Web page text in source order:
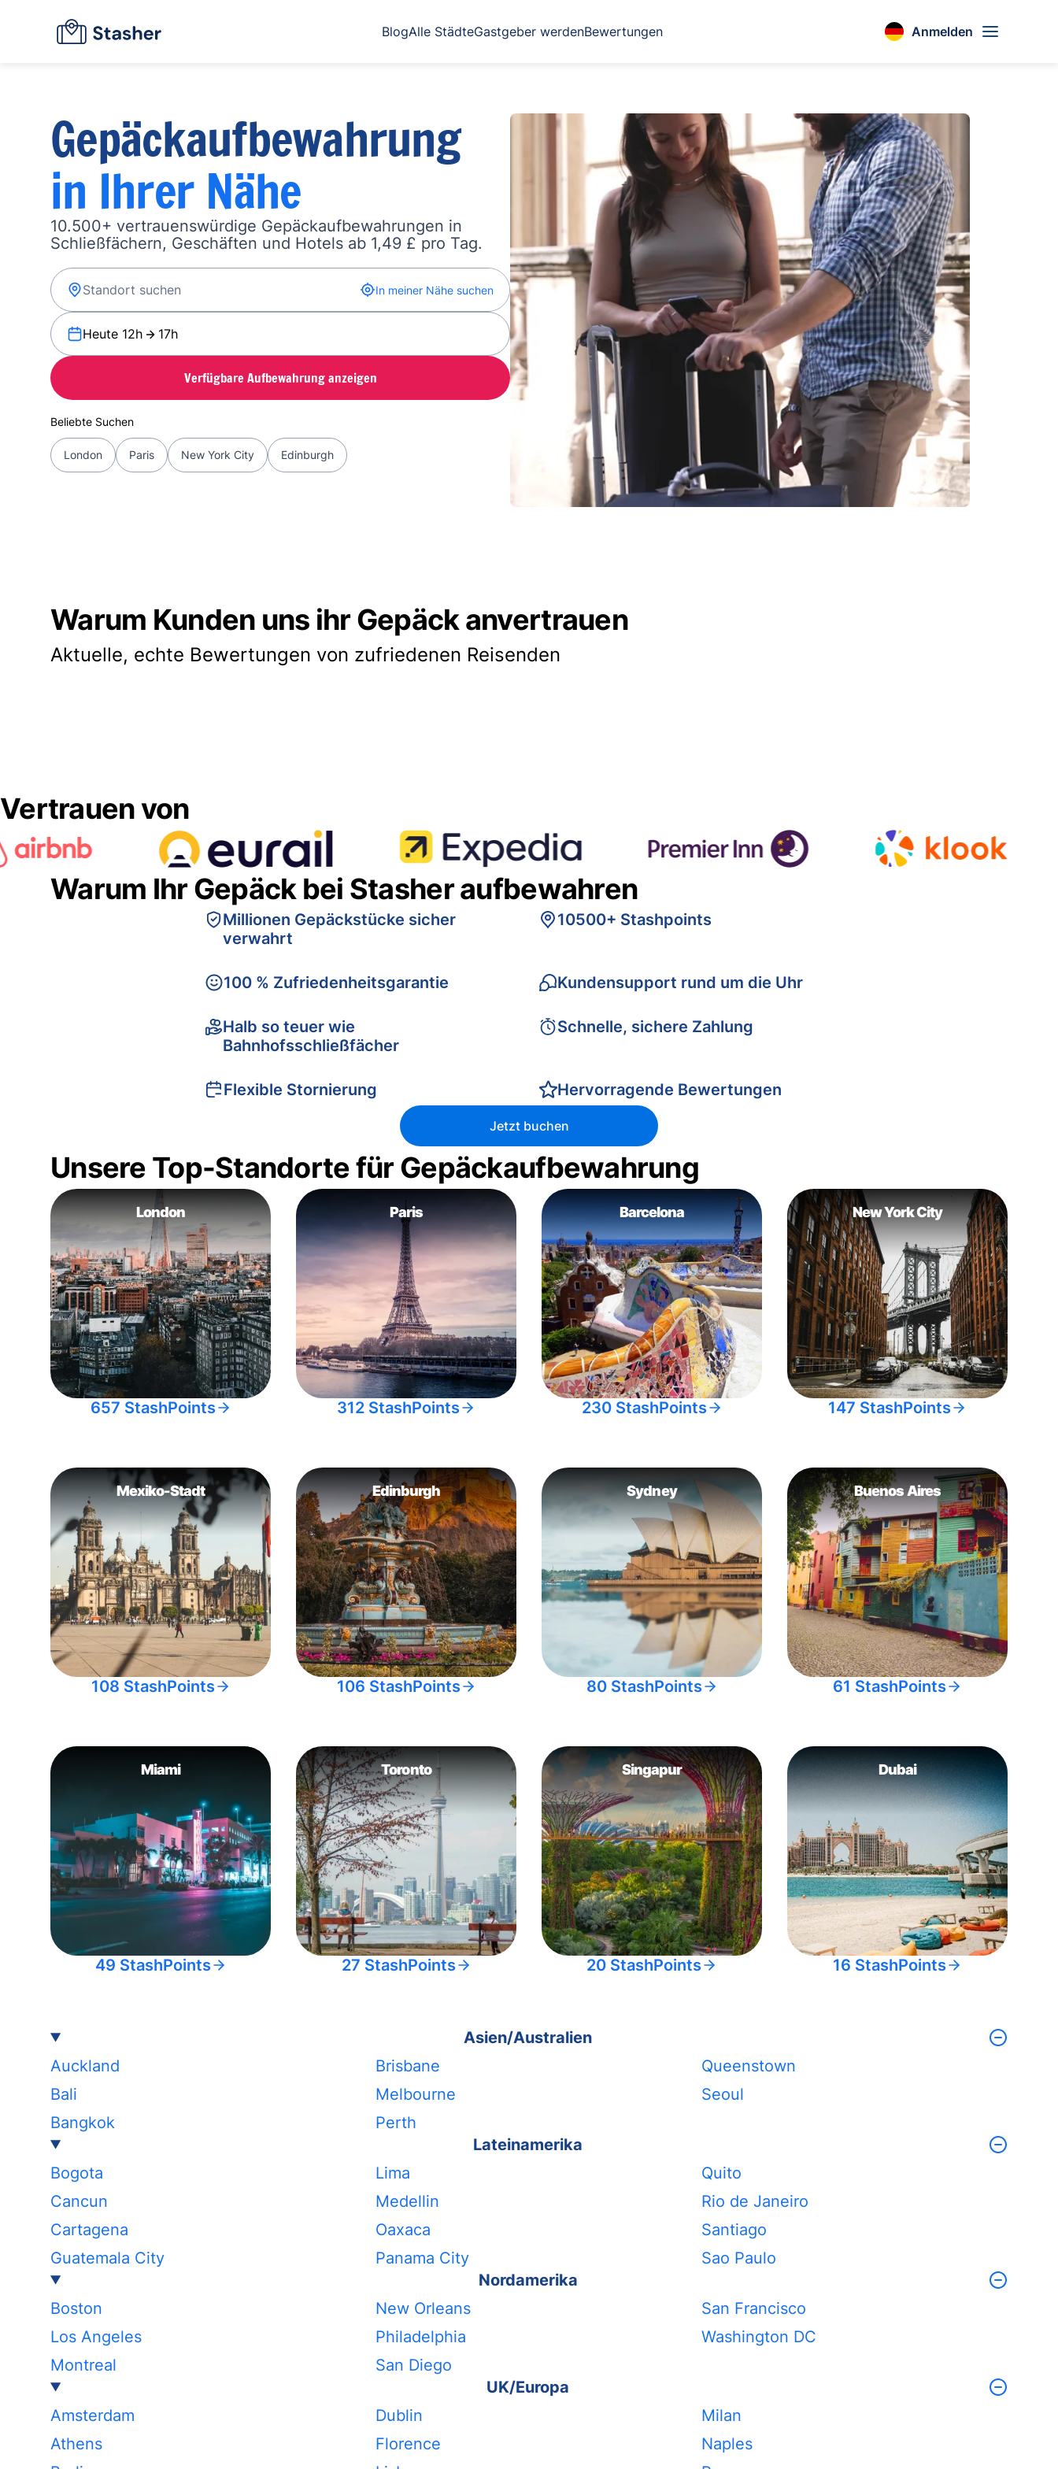
BlogAlle StädteGastgeber werdenBewertungen Anmelden
Gepäckaufbewahrung
in Ihrer Nähe
10.500+ vertrauenswürdige Gepäckaufbewahrungen in
Schließfächern, Geschäften und Hotels ab 1,49 £ pro Tag.
In meiner Nähe suchen
Heute 12h 17h
Verfügbare Aufbewahrung anzeigen
Beliebte Suchen
London Paris New York City Edinburgh
Warum Kunden uns ihr Gepäck anvertrauen
Aktuelle, echte Bewertungen von zufriedenen Reisenden
Vertrauen von
Warum Ihr Gepäck bei Stasher aufbewahren
Millionen Gepäckstücke sicher
verwahrt
100 % Zufriedenheitsgarantie
Halb so teuer wie
Bahnhofsschließfächer
Flexible Stornierung
10500+ Stashpoints
Kundensupport rund um die Uhr
Schnelle, sichere Zahlung
Hervorragende Bewertungen
Jetzt buchen
Unsere Top-Standorte für Gepäckaufbewahrung
London
657 StashPoints
Paris
312 StashPoints
Barcelona
230 StashPoints
New York City
147 StashPoints
Mexiko-Stadt
108 StashPoints
Edinburgh
106 StashPoints
Sydney
80 StashPoints
Buenos Aires
61 StashPoints
Miami
49 StashPoints
Toronto
27 StashPoints
Singapur
20 StashPoints
Dubai
16 StashPoints
Asien/Australien
Auckland
Bali
Bangkok
Brisbane
Melbourne
Perth
Queenstown
Seoul
Lateinamerika
Bogota
Cancun
Cartagena
Guatemala City
Lima
Medellin
Oaxaca
Panama City
Quito
Rio de Janeiro
Santiago
Sao Paulo
Nordamerika
Boston
Los Angeles
Montreal
New Orleans
Philadelphia
San Diego
San Francisco
Washington DC
UK/Europa
Amsterdam
Athens
Dublin
Florence
Milan
Naples